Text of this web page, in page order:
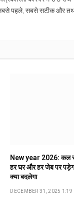
पहले, सबसे सटीक और
New year 2026: कल
हर घर और हर जेब पर
क्या बदलेगा
DECEMBER 31, 2025 1:19